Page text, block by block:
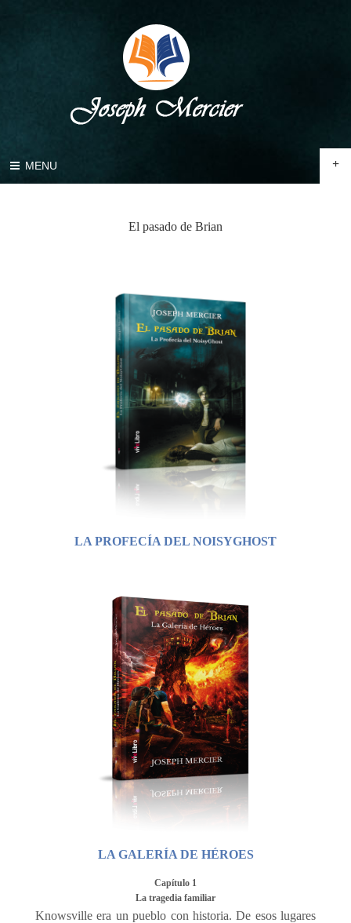
MENU +
El pasado de Brian
LA PROFECÍA DEL NOISYGHOST
LA GALERÍA DE HÉROES
Capítulo 1
La tragedia familiar
Knowsville era un pueblo con historia. De esos lugares